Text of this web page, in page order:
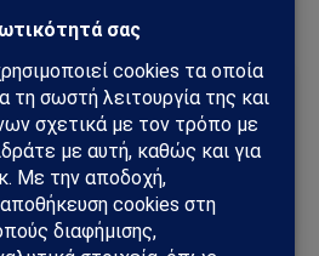
στο Google News
πηγή για να λαμβάνεις
ειδήσεις και αναλύσεις.
a preferred source